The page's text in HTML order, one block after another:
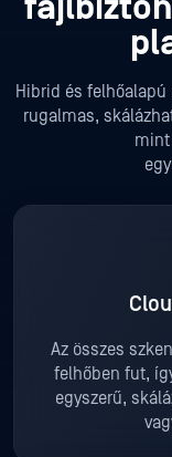
Hibrid és
rugalmas,
mint
Az összes
felhőben fut,
egyszerű,